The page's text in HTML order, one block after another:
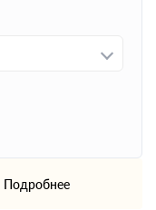
Подробнее